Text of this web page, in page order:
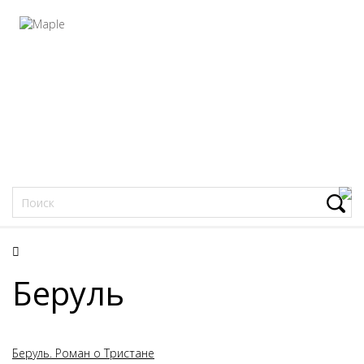
Беруль
Беруль. Роман о Тристане